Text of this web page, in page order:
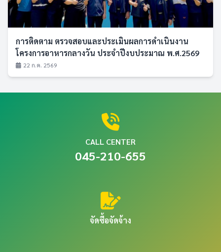
การติดตาม ตรวจสอบและประเมินผลการดำเนินงาน
โครงการอาหารกลางวัน ประจำปีงบประมาณ พ.ศ.2569
22 ก.ค. 2569
CALL CENTER
045-210-655
จัดซื้อจัดจ้าง